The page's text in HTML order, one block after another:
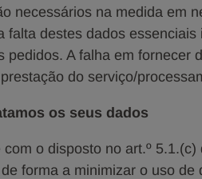
necessários na medida em
falta destes dados
pedidos. A falha em fornecer
do serviço/
os seus dados
o disposto no art.º
forma a minimizar o uso